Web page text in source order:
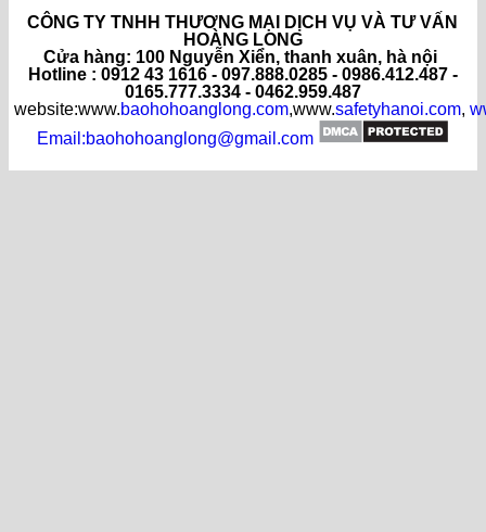
CÔNG TY TNHH THƯƠNG MẠI DỊCH VỤ VÀ TƯ VẤN
HOÀNG LONG
Cửa hàng: 100 Nguyễn Xiển, thanh xuân, hà nội
Hotline : 0912 43 1616 - 097.888.0285 - 0986.412.487 -
0165.777.3334 - 0462.959.487
website:www.baohohoanglong.com,www.safetyhanoi.com,
Email:baohohoanglong@gmail.com